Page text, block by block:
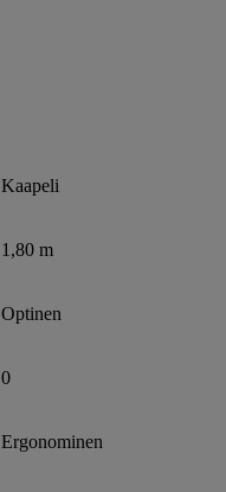
Kaapeli
1,80 m
Optinen
0
Ergonominen